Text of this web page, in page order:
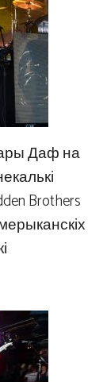
Даф на
Brothers